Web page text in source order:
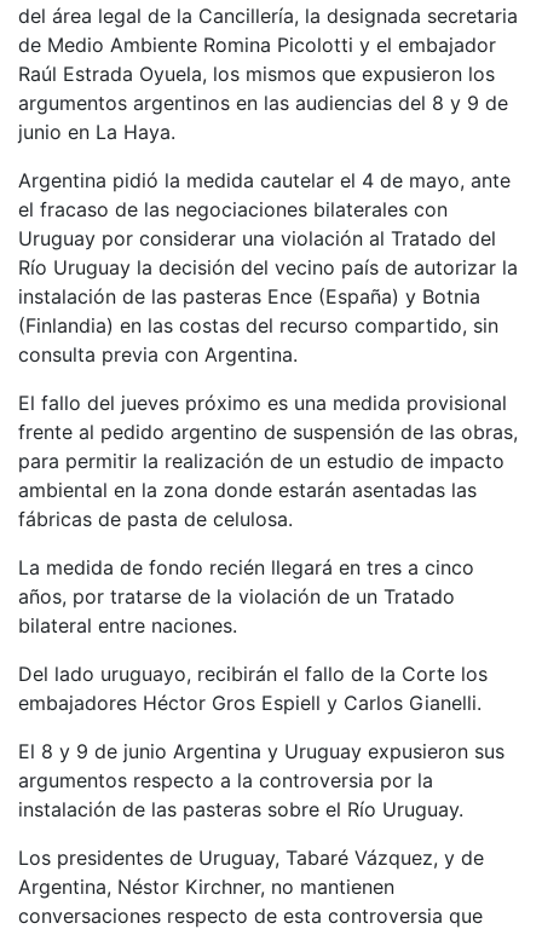
del área legal de la Cancillería, la designada secretaria
de Medio Ambiente Romina Picolotti y el embajador
Raúl Estrada Oyuela, los mismos que expusieron los
argumentos argentinos en las audiencias del 8 y 9 de
junio en La Haya.
Argentina pidió la medida cautelar el 4 de mayo, ante
el fracaso de las negociaciones bilaterales con
Uruguay por considerar una violación al Tratado del
Río Uruguay la decisión del vecino país de autorizar la
instalación de las pasteras Ence (España) y Botnia
(Finlandia) en las costas del recurso compartido, sin
consulta previa con Argentina.
El fallo del jueves próximo es una medida provisional
frente al pedido argentino de suspensión de las obras,
para permitir la realización de un estudio de impacto
ambiental en la zona donde estarán asentadas las
fábricas de pasta de celulosa.
La medida de fondo recién llegará en tres a cinco
años, por tratarse de la violación de un Tratado
bilateral entre naciones.
Del lado uruguayo, recibirán el fallo de la Corte los
embajadores Héctor Gros Espiell y Carlos Gianelli.
El 8 y 9 de junio Argentina y Uruguay expusieron sus
argumentos respecto a la controversia por la
instalación de las pasteras sobre el Río Uruguay.
Los presidentes de Uruguay, Tabaré Vázquez, y de
Argentina, Néstor Kirchner, no mantienen
conversaciones respecto de esta controversia que